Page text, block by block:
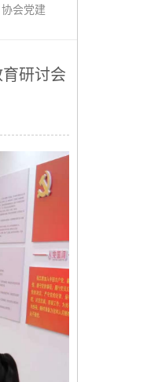
协会党建
研讨会